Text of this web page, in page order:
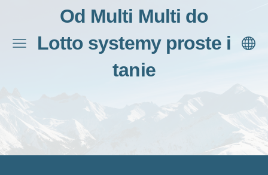
Od Multi Multi do
Lotto systemy proste i
tanie